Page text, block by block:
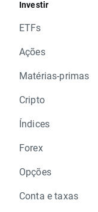
Investir
ETFs
Ações
Matérias-primas
Cripto
Índices
Forex
Opções
Conta e taxas